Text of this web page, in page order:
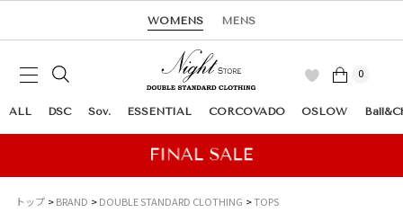
WOMENS MENS
0
ALL DSC Sov. ESSENTIAL CORCOVADO OSLOW
トップ BRAND DOUBLE STANDARD CLOTHING
TOPS